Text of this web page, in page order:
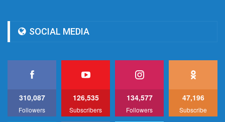
SOCIAL MEDIA
310,087
Followers
126,535
Subscribers
134,577
Followers
47,196
Subscribe